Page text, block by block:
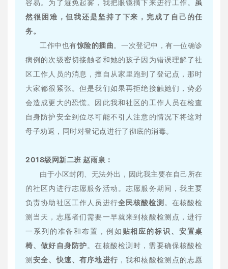
容易。为了避免起雾，我把眼镜摘下来进行工作。 虽
然很困难，但我还是坚持了下来，完成了自己的任
务。
工作中也有惊险的插曲。一次登记中，有一位确诊
病例的次级密切接触者和她的孩子因为错误理解了社
区工作人员的消息，擅自从家里跑到了登记点，那时
大家都很紧张。但是我们如果再拒绝接触她们，势必
会造成更大的恐慌。因此我和社区的工作人员在检查
自身防护安全到位尽可能不引人注意的情况下将这对
母子劝返，同时对登记点进行了彻底的消毒。
2018级网新二班 赵雨泉：
由于小区封闭、无法外出，因此我主要在自己所在
的社区内进行志愿服务活动。志愿服务期间，我主要
负责协助社区工作人员进行全民核酸检测 。在核酸检
测当天，志愿者们需要一早就来到核酸检测点，进行
一系列的准备和布置，例如 贴相应的标识、安置桌
椅、做好自身防护。在核酸检测时，需要确保核酸检
测安全、快速、有序地进行 ，我和核酸检测点的志愿